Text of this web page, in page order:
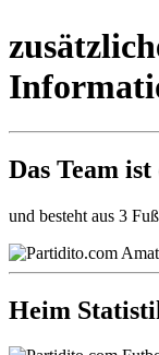
Das Team ist
und besteht aus 3
Heim